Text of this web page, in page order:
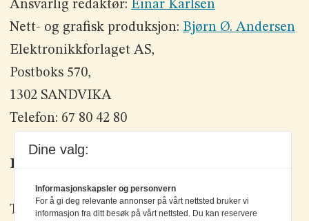
Ansvarlig redaktør: Einar Karlsen
Nett- og grafisk produksjon: Bjørn Ø. Andersen
Elektronikkforlaget AS,
Postboks 570,
1302 SANDVIKA
Telefon: 67 80 42 80
Kontakt oss
Tlf: +47 67 80 42 80
Dine valg:
Informasjonskapsler og personvern
For å gi deg relevante annonser på vårt nettsted bruker vi
informasjon fra ditt besøk på vårt nettsted. Du kan reservere